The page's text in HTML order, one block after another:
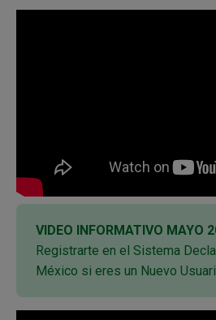
VIDEO INFORMATIVO MAYO
Registrarte en el Sistema
México si eres un Nuevo